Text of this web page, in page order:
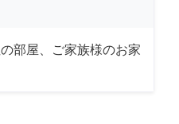
部屋、ご家族様のお家